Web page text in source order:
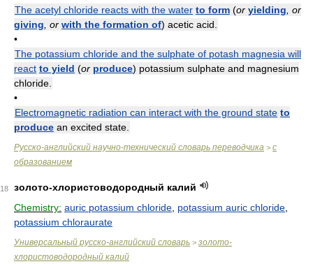
The acetyl chloride reacts with the water to form (or yielding , or
giving , or with the formation of) acetic acid.
•
The potassium chloride and the sulphate of potash magnesia will
react to yield (or produce) potassium sulphate and magnesium
chloride.
•
Electromagnetic radiation can interact with the ground state to
produce an excited state.
Русско-английский научно-технический словарь переводчика > с
образованием
18
золото-хлористоводородный калий
Chemistry: auric potassium chloride potassium auric chloride
potassium chloraurate
Универсальный русско-английский словарь > золото-
хлористоводородный калий